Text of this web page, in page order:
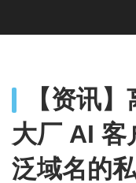
【资讯
大厂 AI 客
泛域名的